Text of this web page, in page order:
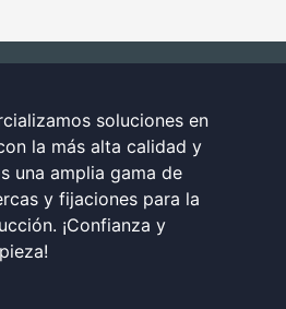
soluciones en
la más alta calidad y
una amplia gama de
y fijaciones para la
¡Confianza y